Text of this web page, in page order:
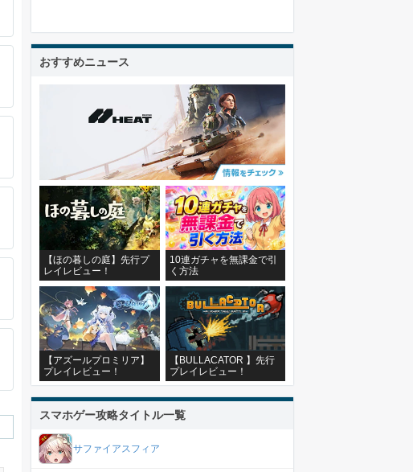
おすすめニュース
【ほの暮しの庭】先行プ
レイレビュー！
10連ガチャを無課金で引
く方法
【アズールプロミリア】
プレイレビュー！
【BULLACATOR 】先行
プレイレビュー！
スマホゲー攻略タイトル一覧
サファイアスフィア